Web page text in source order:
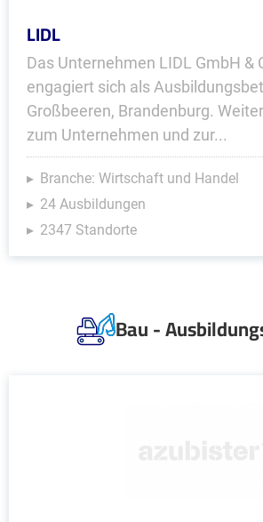
LIDL
Das Unternehmen LIDL GmbH &
engagiert sich als
Großbeeren, Brandenburg.
zum Unternehmen und zur...
Branche: Wirtschaft und Handel
24 Ausbildungen
2347 Standorte
Bau -